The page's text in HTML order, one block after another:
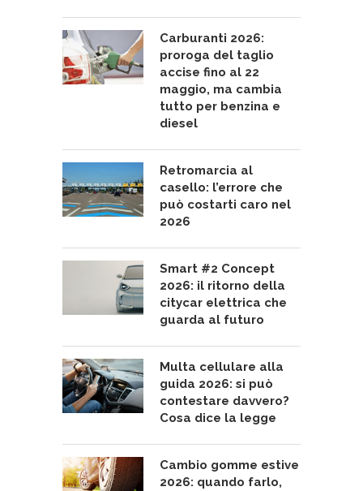
Carburanti 2026:
proroga del taglio
accise fino al 22
maggio, ma cambia
tutto per benzina e
diesel
Retromarcia al
casello: l’errore che
può costarti caro nel
2026
Smart #2 Concept
2026: il ritorno della
citycar elettrica che
guarda al futuro
Multa cellulare alla
guida 2026: si può
contestare davvero?
Cosa dice la legge
Cambio gomme estive
2026: quando farlo,